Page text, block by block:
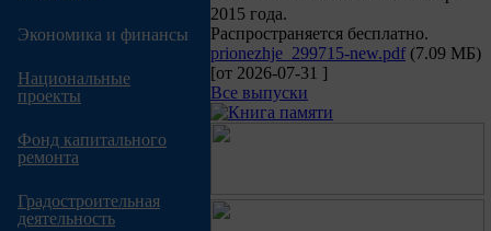
Экономика и финансы
Национальные
проекты
Фонд капитального
ремонта
Градостроительная
деятельность
2015 года.
Распространяется бесплатно.
prionezhje_299715-new.pdf (7.09 МБ)
[от 2026-07-31 ]
Все выпуски